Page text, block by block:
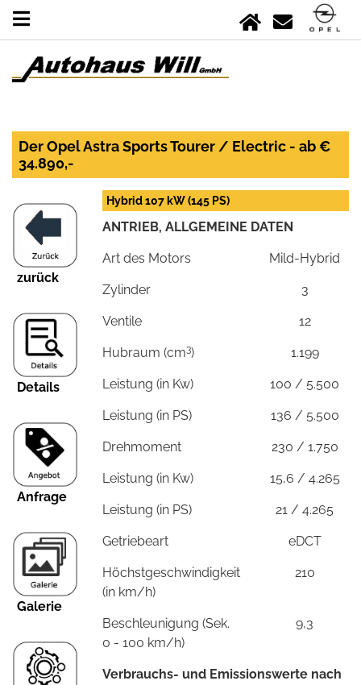
Der Opel Astra Sports Tourer / Electric - ab €
34.890,-
zurück
Details
Anfrage
Galerie
Hybrid 107 kW (145 PS)
ANTRIEB, ALLGEMEINE DATEN
Art des Motors Mild-Hybrid
Zylinder 3
Ventile 12
Hubraum (cm3) 1.199
Leistung (in Kw) 100 / 5.500
Leistung (in PS) 136 / 5.500
Drehmoment 230 / 1.750
Leistung (in Kw) 15,6 / 4.265
Leistung (in PS) 21 / 4.265
Getriebeart eDCT
Höchstgeschwindigkeit
(in km/h)
210
Beschleunigung (Sek.
0 - 100 km/h)
9,3
Verbrauchs- und Emissionswerte nach